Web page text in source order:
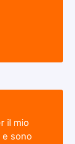
il mio
e sono